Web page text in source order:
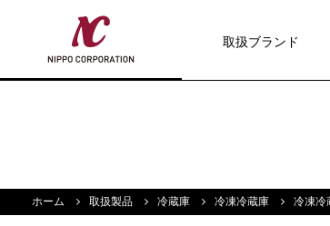
取扱ブランド
ホーム 取扱製品 冷蔵庫 冷凍冷蔵庫 冷凍冷